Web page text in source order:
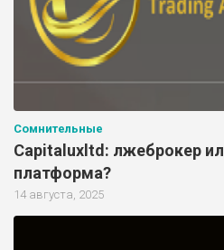
Сомнительные
Capitaluxltd: лжеброкер
платформа?
14 августа, 2025